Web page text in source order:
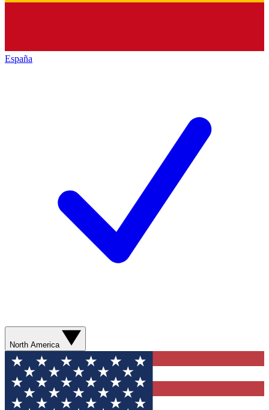
España
North America